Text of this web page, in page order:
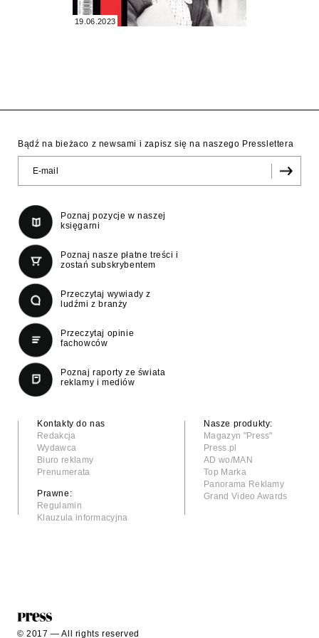
19.06.2023
Bądź na bieżaco z newsami i zapisz się na naszego Presslettera
Poznaj pozycje w naszej
księgarni
Poznaj nasze płatne treści i
zostań subskrybentem
Przeczytaj wywiady z
ludźmi z branży
Przeczytaj opinie
fachowców
Poznaj raporty ze świata
reklamy i mediów
Kontakty do nas
Redakcja
Wydawca
Biuro reklamy
Prenumerata
Prawne:
Regulamin
Klauzula informacyjna
Nasze produkty:
Magazyn "Press"
Press.pl
AD wo/MAN
Top Marka
Panorama Reklamy
Grand Video Awards
© 2017 — All rights reserved